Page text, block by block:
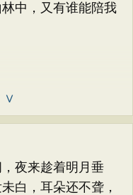
中，又有谁能陪我
∨
夜来趁着明月垂
白，耳朵还不聋，